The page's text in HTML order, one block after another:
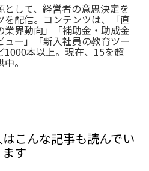
して、経営者の意思決定を
を配信。コンテンツは、「直
界動向」「補助金・助成金
ー」「新入社員の教育ツー
1000本以上。現在、15を超
。
こんな記事も読んでい
ます